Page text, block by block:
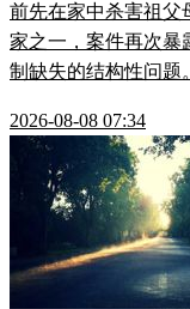
前先在家中杀害祖父
家之一，案件再次暴
制缺失的结构性问题。
2026-08-08 07:34